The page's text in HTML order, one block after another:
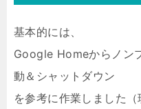
基本的には、
Google Homeからノン
動＆シャットダウン
を参考に作業しました（